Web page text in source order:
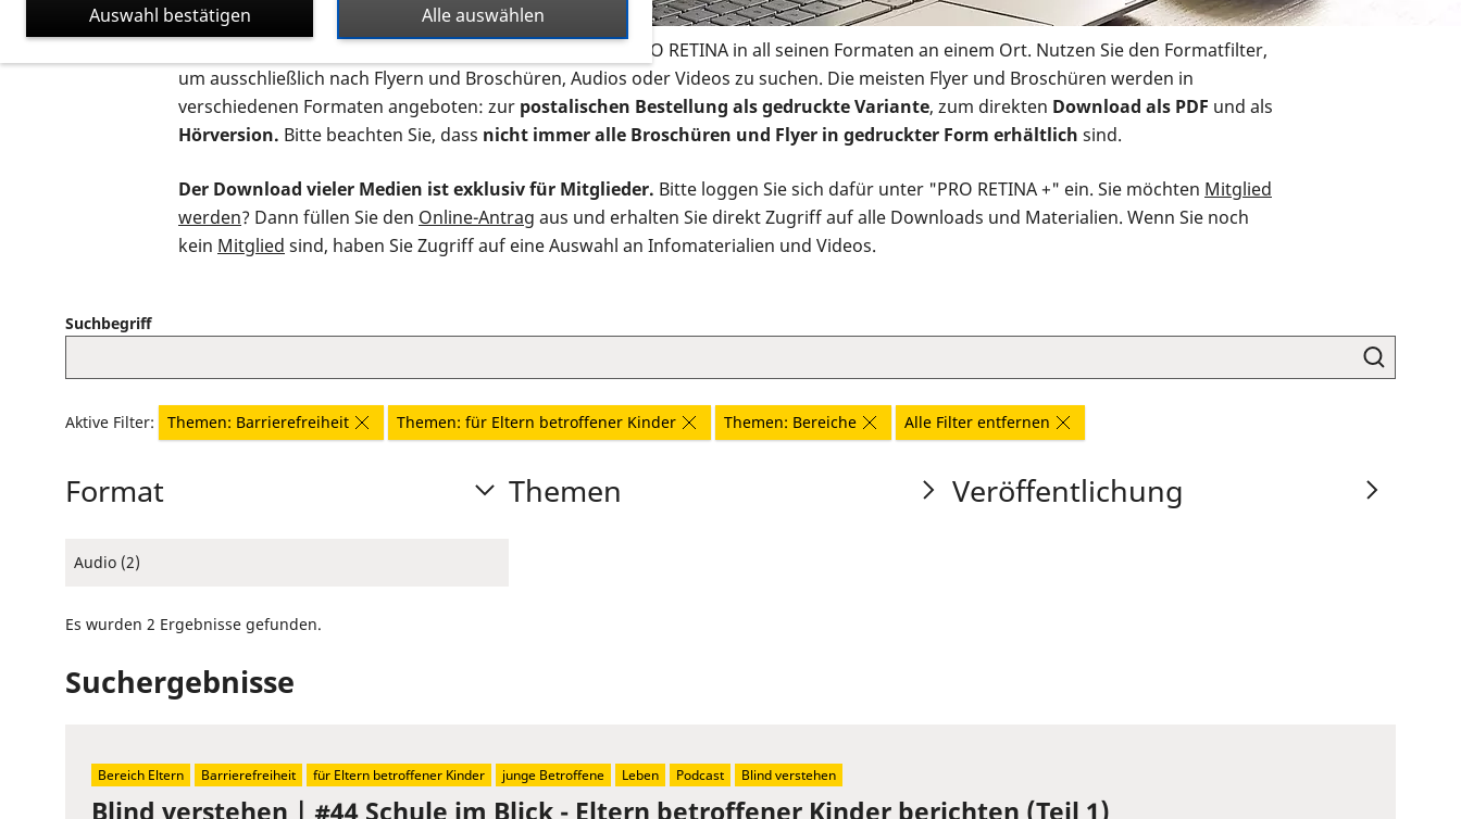
Auf dieser Seite finden Sie sämtliches Infomaterial der PRO RETINA in all seinen Formaten an einem Ort. Nutzen Sie den Formatfilter,
um ausschließlich nach Flyern und Broschüren, Audios oder Videos zu suchen. Die meisten Flyer und Broschüren werden in
verschiedenen Formaten angeboten: zur postalischen Bestellung als gedruckte Variante, zum direkten Download als PDF und als
Hörversion. Bitte beachten Sie, dass nicht immer alle Broschüren und Flyer in gedruckter Form erhältlich sind.
Der Download vieler Medien ist exklusiv für Mitglieder. Bitte loggen Sie sich dafür unter "PRO RETINA +" ein. Sie möchten Mitglied
werden? Dann füllen Sie den Online-Antrag aus und erhalten Sie direkt Zugriff auf alle Downloads und Materialien. Wenn Sie noch
kein Mitglied sind, haben Sie Zugriff auf eine Auswahl an Infomaterialien und Videos.
Suchbegriff
Aktive Filter: Themen: Barrierefreiheit Themen: für Eltern betroffener Kinder Themen: Bereiche Alle Filter entfernen
Format
Audio (2)
Themen Veröffentlichung
Es wurden 2 Ergebnisse gefunden.
Suchergebnisse
Blind verstehen | #44 Schule im Blick - Eltern betroffener Kinder berichten (Teil 1)
Bereich Eltern Barrierefreiheit für Eltern betroffener Kinder junge Betroffene Leben Podcast Blind verstehen
Alle auswählen
Auswahl bestätigen